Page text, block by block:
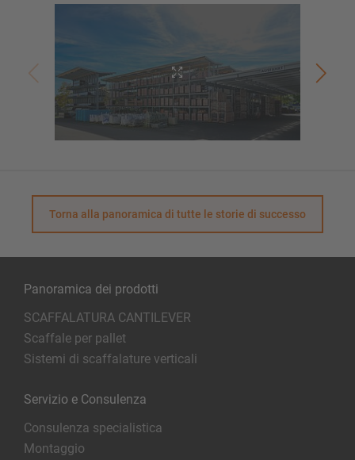
Torna alla panoramica di tutte le storie di successo
Panoramica dei prodotti
SCAFFALATURA CANTILEVER
Scaffale per pallet
Sistemi di scaffalature verticali
Servizio e Consulenza
Consulenza specialistica
Montaggio